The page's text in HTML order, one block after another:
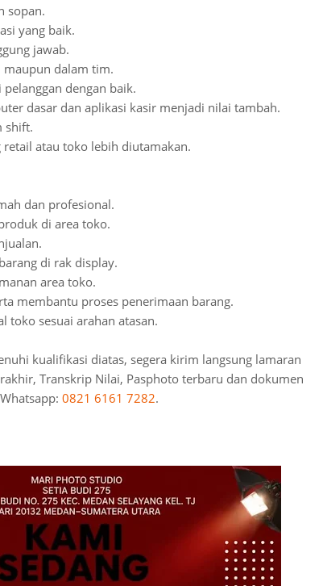
sopan.
yang baik.
jawab.
maupun dalam tim.
dengan baik.
dasar dan aplikasi kasir menjadi nilai tambah.
shift.
atau toko lebih diutamakan.
dan profesional.
di area toko.
di rak display.
area toko.
membantu proses penerimaan barang.
toko sesuai arahan atasan.
kualifikasi diatas, segera kirim langsung lamaran
Transkrip Nilai, Pasphoto terbaru dan dokumen
0821 6161 7282.